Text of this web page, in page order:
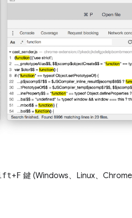
+F 鍵 (Windows、Linux、